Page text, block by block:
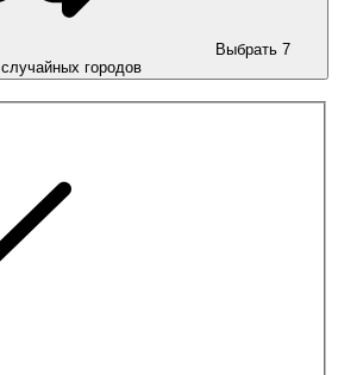
Выбрать 7
случайных городов